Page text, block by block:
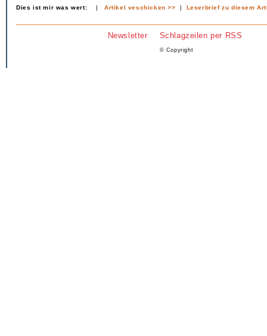
Dies ist mir was wert: |Artikel veschicken >> | Leserbrief zu diesem
Newsletter Schlagzeilen per RSS
© Copyright